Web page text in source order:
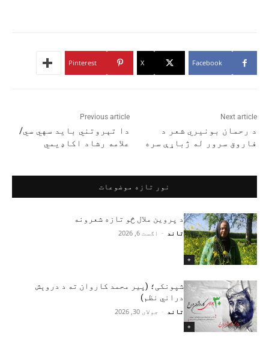
Facebook
X
Pinterest
Previous article
دا تېروتني باید سهي سي/
علامه رشاد اکاډیمي
Next article
د رحمان بونیري شعر د
فاروق سرور له ژباړې سره
نور تازه موضوعات
+
د پروین ملال څو تازه شعرونه
تاند - اګست 6, 2026
+
شپونکی؛ (پير محمد کاروان ته د دروېش
دراني نظم)
تاند - جولای 30, 2026